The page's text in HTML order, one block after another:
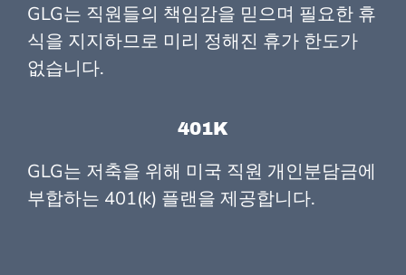
GLG는 직원들의 책임감을 믿으며 필요한 휴
식을 지지하므로 미리 정해진 휴가 한도가
없습니다.
401K
GLG는 저축을 위해 미국 직원 개인분담금에
부합하는 401(k) 플랜을 제공합니다.